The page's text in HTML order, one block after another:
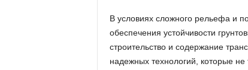
В условиях сложного рельефа и
обеспечения устойчивости
строительство и содержание
надежных технологий, которые